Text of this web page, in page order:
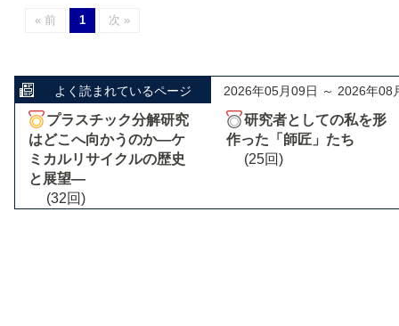
« 前 1 次 »
よく読まれているページ 2026年05月09日 ～ 2026年08
プラスチック分解研究
はどこへ向かうのか―ケ
ミカルリサイクルの歴史
と展望―
(32回)
研究者としての私を形
作った「師匠」たち
(25回)